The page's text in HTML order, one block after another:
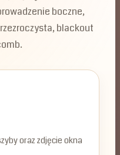
boczne,
blackout
oraz zdjęcie okna